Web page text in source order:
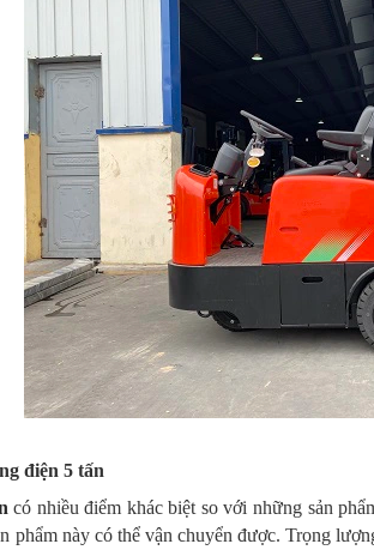
điện 5 tấn
có nhiều điểm khác biệt so với những sản
phẩm này có thể vận chuyển được. Trọng